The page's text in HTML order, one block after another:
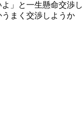
」と一生懸命交渉し
まく交渉しようか